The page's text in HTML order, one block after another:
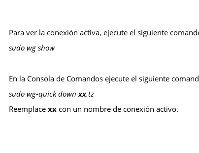
Para ver la conexión activa, ejecute el siguiente
sudo wg show
En la Consola de Comandos ejecute el siguiente
sudo wg-quick downxx.tz
Reemplacexx con un nombre de conexión activo.